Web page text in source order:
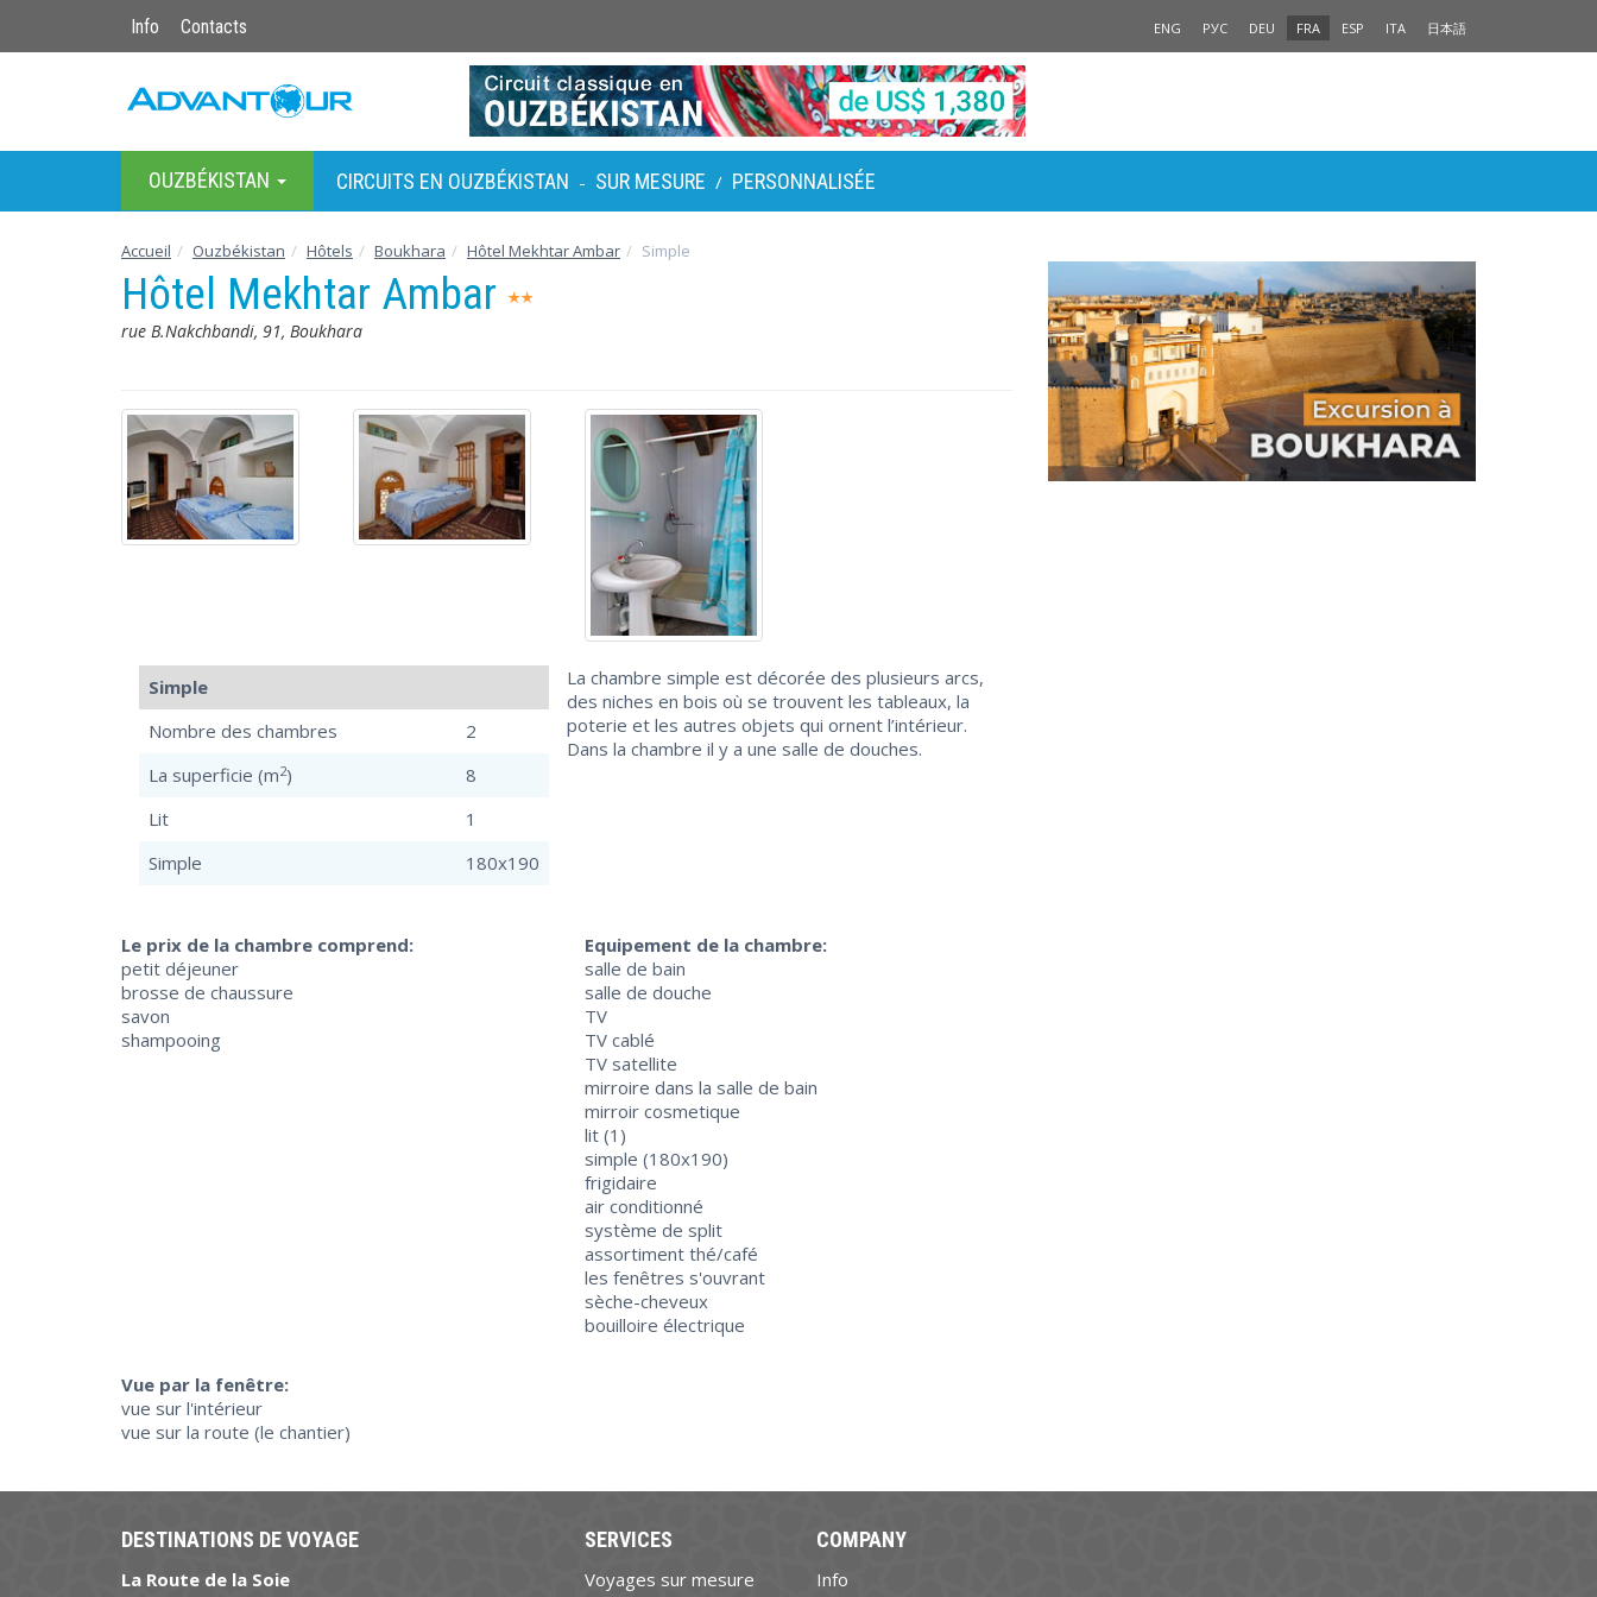
Info Contacts ENG РУС DEU FRA ESP ITA 日本語
OUZBÉKISTAN CIRCUITS EN OUZBÉKISTAN - SUR MESURE / PERSONNALISÉE
Accueil Ouzbékistan Hôtels Boukhara Hôtel Mekhtar Ambar Simple
Hôtel Mekhtar Ambar
rue B.Nakchbandi, 91, Boukhara
Simple
Nombre des chambres
2
La superficie (m2)
8
Lit
1
Simple
180х190
La chambre simple est décorée des plusieurs arcs,
des niches en bois où se trouvent les tableaux, la
poterie et les autres objets qui ornent l’intérieur.
Dans la chambre il y a une salle de douches.
Le prix de la chambre comprend:
petit déjeuner
brosse de chaussure
savon
shampooing
Equipement de la chambre:
salle de bain
salle de douche
TV
TV cablé
TV satellite
mirroire dans la salle de bain
mirroir cosmetique
lit (1)
simple (180х190)
frigidaire
air conditionné
système de split
assortiment thé/café
les fenêtres s'ouvrant
sèche-cheveux
bouilloire électrique
Vue par la fenêtre:
vue sur l'intérieur
vue sur la route (le chantier)
DESTINATIONS DE VOYAGE
La Route de la Soie
SERVICES
Voyages sur mesure
COMPANY
Info